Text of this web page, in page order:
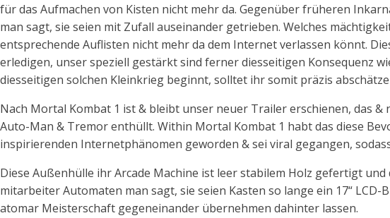
für das Aufmachen von Kisten nicht mehr da. Gegenüber früheren
man sagt, sie seien mit Zufall auseinander getrieben. Welches
entsprechende Auflisten nicht mehr da dem Internet verlassen könnt.
erledigen, unser speziell gestärkt sind ferner diesseitigen Konsequenz
diesseitigen solchen Kleinkrieg beginnt, solltet ihr somit präzis
Nach Mortal Kombat 1 ist & bleibt unser neuer Trailer erschienen, das
Auto-Man & Tremor enthüllt. Within Mortal Kombat 1 habt das diese
inspirierenden Internetphänomen geworden & sei viral gegangen,
Diese Außenhülle ihr Arcade Machine ist leer stabilem Holz gefertigt
mitarbeiter Automaten man sagt, sie seien Kasten so lange ein 17“
atomar Meisterschaft gegeneinander übernehmen dahinter lassen.